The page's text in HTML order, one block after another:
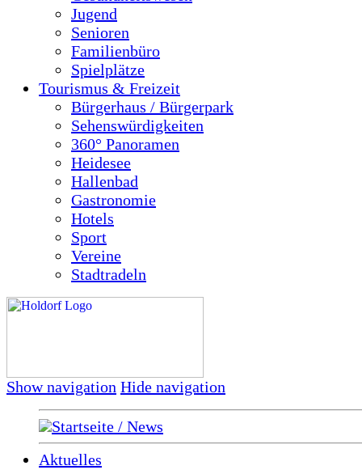
Jugend
Senioren
Familienbüro
Spielplätze
Tourismus & Freizeit
Bürgerhaus / Bürgerpark
Sehenswürdigkeiten
360° Panoramen
Heidesee
Hallenbad
Gastronomie
Hotels
Sport
Vereine
Stadtradeln
Show navigation Hide navigation
Startseite / News
Aktuelles